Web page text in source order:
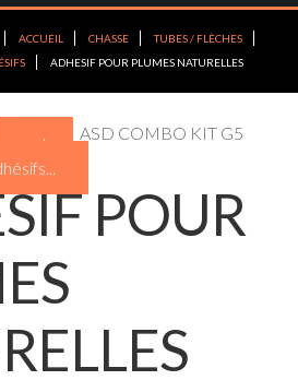
ACCUEIL CHASSE
TUBES / FLÈCHES
ADHESIF POUR PLUMES NATURELLES
ASD COMBO KIT G5
retour
POUR